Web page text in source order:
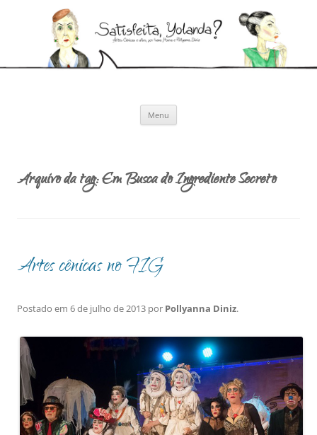
Menu
Arquivo da tag:Em Busca do Ingrediente Secreto
Artes cênicas no FIG
Postado em 6 de julho de 2013 por Pollyanna Diniz.